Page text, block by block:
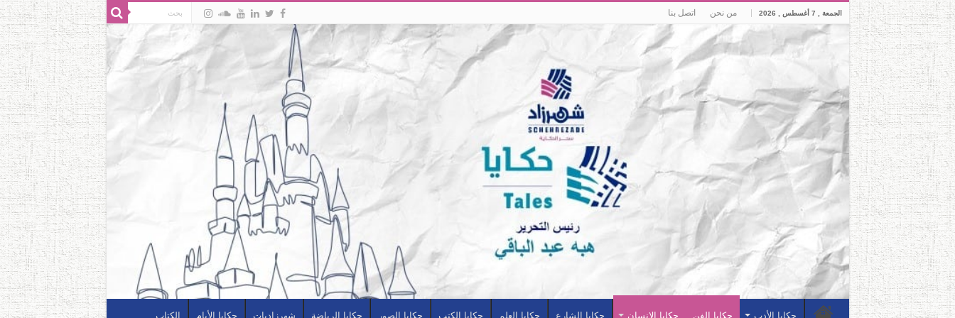
الجمعة , 7 أغسطس , 2026 من نحن اتصل بنا
حكايا الأدب حكايا الفن حكايا الإنسان حكايا الشارع حكايا العلم حكايا الكتب حكايا الصور حكايا الرياضة شهرزاديات حكايا الأيام الكتاب